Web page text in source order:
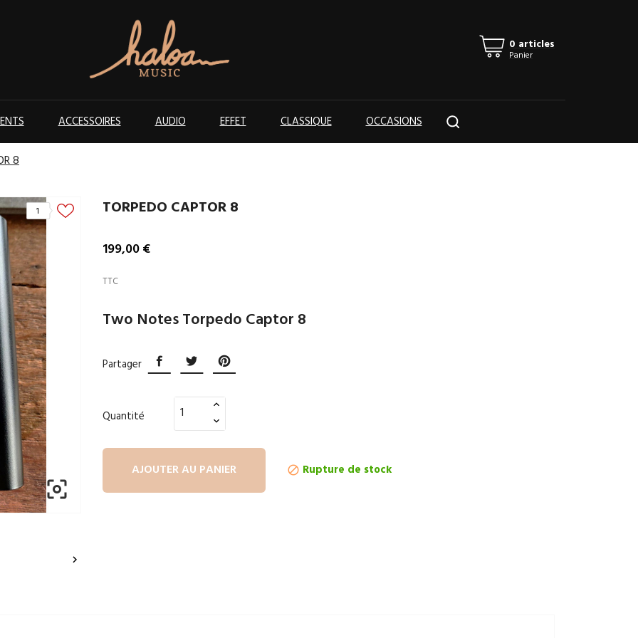
0 articles
Panier
ACCESSOIRES AUDIO EFFET CLASSIQUE OCCASIONS
8


1 TORPEDO CAPTOR 8
199,00 €
TTC
Two Notes Torpedo Captor 8
Partager
Quantité
AJOUTER AU PANIER  Rupture de stock